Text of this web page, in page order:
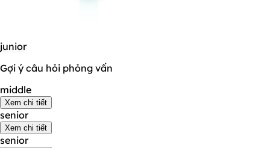
junior
Gợi ý câu hỏi phỏng vấn
middle
Xem chi tiết
senior
Xem chi tiết
senior